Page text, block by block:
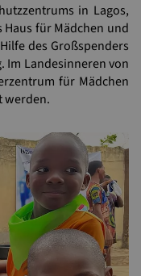
in Lagos,
für Mädchen und
des Großspenders
Im Landesinneren von
für Mädchen
werden.